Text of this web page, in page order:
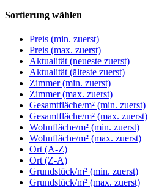
Sortierung wählen
Preis (min. zuerst)
Preis (max. zuerst)
Aktualität (neueste zuerst)
Aktualität (älteste zuerst)
Zimmer (min. zuerst)
Zimmer (max. zuerst)
Gesamtfläche/m² (min. zuerst)
Gesamtfläche/m² (max. zuerst)
Wohnfläche/m² (min. zuerst)
Wohnfläche/m² (max. zuerst)
Ort (A-Z)
Ort (Z-A)
Grundstück/m² (min. zuerst)
Grundstück/m² (max. zuerst)